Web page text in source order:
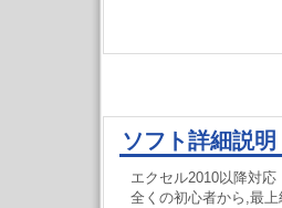
ソフト詳細説明
エクセル2010以降対
全くの初心者から,最